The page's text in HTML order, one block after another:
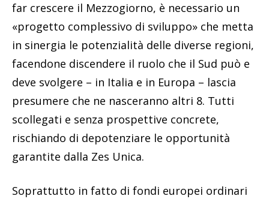
far crescere il Mezzogiorno, è necessario un
«progetto complessivo di sviluppo» che metta
in sinergia le potenzialità delle diverse regioni,
facendone discendere il ruolo che il Sud può e
deve svolgere – in Italia e in Europa – lascia
presumere che ne nasceranno altri 8. Tutti
scollegati e senza prospettive concrete,
rischiando di depotenziare le opportunità
garantite dalla Zes Unica.
Soprattutto in fatto di fondi europei ordinari